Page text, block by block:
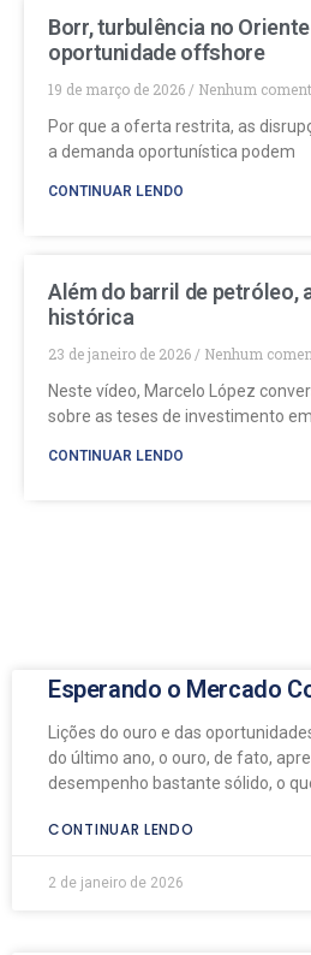
Borr, turbulência no
oportunidade offshore
19 de março de 2026
Nenhum
Por que a oferta restrita, as
a demanda oportunística podem
CONTINUAR LENDO
Além do barril de petróleo,
histórica
23 de janeiro de 2026
Nenhum
Neste vídeo, Marcelo López
sobre as teses de investimento
CONTINUAR LENDO
Esperando o Mercado
Lições do ouro e das
do último ano, o ouro, de fato,
desempenho bastante sólido, o
CONTINUAR LENDO
2 de janeiro de 2026